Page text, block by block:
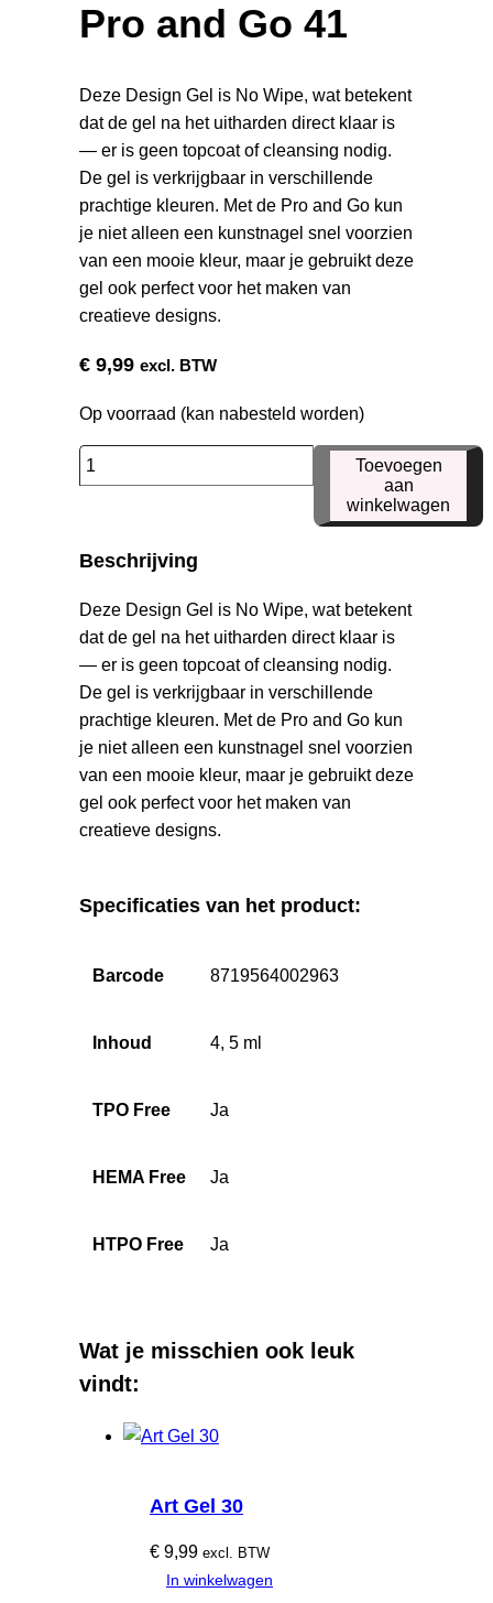
Pro and Go 41
Deze Design Gel is No Wipe, wat betekent
dat de gel na het uitharden direct klaar is
— er is geen topcoat of cleansing nodig.
De gel is verkrijgbaar in verschillende
prachtige kleuren. Met de Pro and Go kun
je niet alleen een kunstnagel snel voorzien
van een mooie kleur, maar je gebruikt deze
gel ook perfect voor het maken van
creatieve designs.
€ 9,99 excl. BTW
Op voorraad (kan nabesteld worden)
Pro
and
aantal
Toevoegen
aan
winkelwagen
Beschrijving
Deze Design Gel is No Wipe, wat betekent
dat de gel na het uitharden direct klaar is
— er is geen topcoat of cleansing nodig.
De gel is verkrijgbaar in verschillende
prachtige kleuren. Met de Pro and Go kun
je niet alleen een kunstnagel snel voorzien
van een mooie kleur, maar je gebruikt deze
gel ook perfect voor het maken van
creatieve designs.
Specificaties van het product:
Barcode 8719564002963
Inhoud 4, 5 ml
TPO Free Ja
HEMA Free Ja
HTPO Free Ja
Wat je misschien ook leuk
vindt:
Art Gel 30
€ 9,99 excl. BTW
In winkelwagen